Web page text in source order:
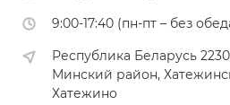
9:00-17:40 (пн-пт – без
Республика Беларусь
Минский район,
Хатежино